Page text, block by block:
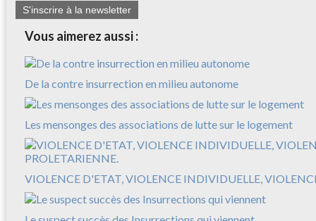
S'inscrire à la newsletter
Vous aimerez aussi :
De la contre insurrection en milieu autonome
Les mensonges des associations de lutte sur le logement
VIOLENCE D'ETAT, VIOLENCE INDIVIDUELLE,